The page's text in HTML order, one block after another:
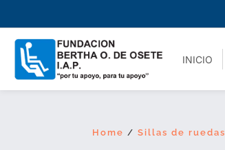
INICIO
Home /Sillas de ruedas